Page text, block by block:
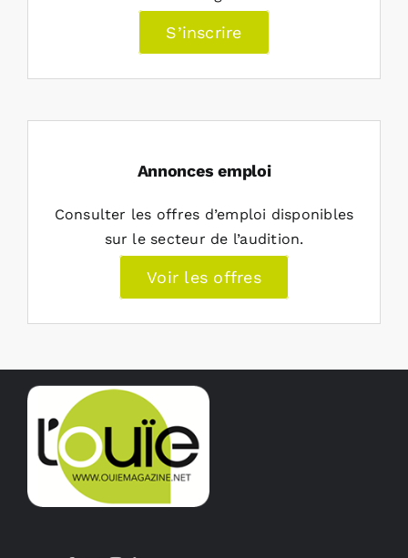
S’inscrire
Annonces emploi
Consulter les offres d’emploi disponibles
sur le secteur de l’audition.
Voir les offres